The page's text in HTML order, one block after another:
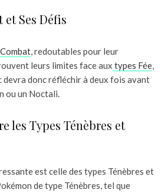
Ses Défis
, redoutables pour leur
leurs limites face aux types Fée,
devra donc réfléchir à deux fois avant
ou un Noctali.
les Types Ténèbres et
est celle des types Ténèbres et
de type Ténèbres, tel que